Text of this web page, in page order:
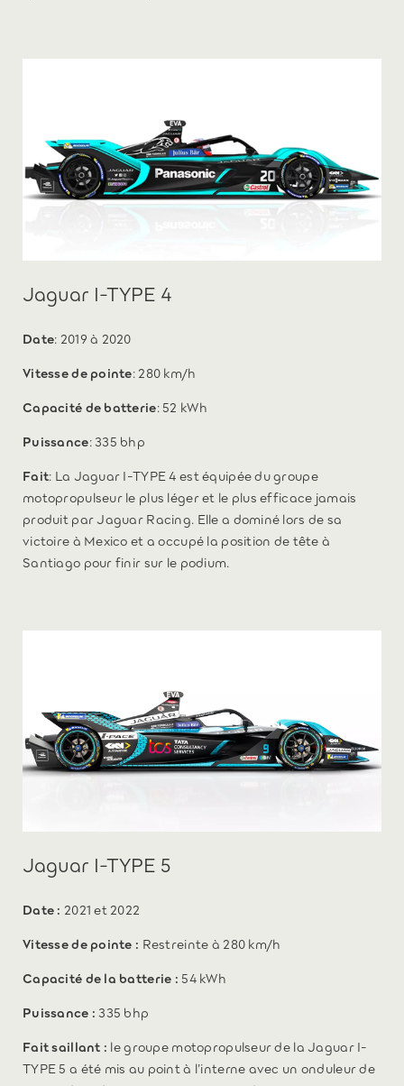
Jaguar I-TYPE 4
Date: 2019 à 2020
Vitesse de pointe: 280 km/h
Capacité de batterie: 52 kWh
Puissance: 335 bhp
Fait: La Jaguar I-TYPE 4 est équipée du groupe
motopropulseur le plus léger et le plus efficace jamais
produit par Jaguar Racing. Elle a dominé lors de sa
victoire à Mexico et a occupé la position de tête à
Santiago pour finir sur le podium.
Jaguar I-TYPE 5
Date : 2021 et 2022
Vitesse de pointe : Restreinte à 280 km/h
Capacité de la batterie : 54 kWh
Puissance : 335 bhp
Fait saillant : le groupe motopropulseur de la Jaguar I-
TYPE 5 a été mis au point à l’interne avec un onduleur de